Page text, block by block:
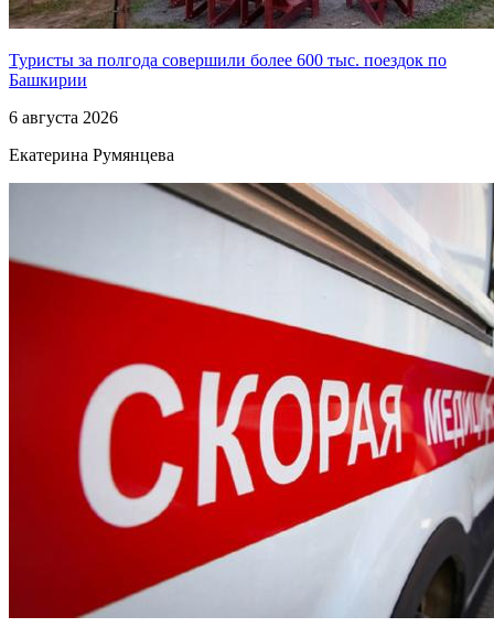
Туристы за полгода совершили более 600 тыс. поездок по
Башкирии
6 августа 2026
Екатерина Румянцева